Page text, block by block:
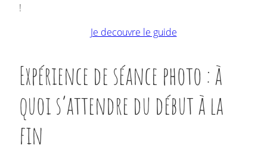
!
Je decouvre le guide
Expérience de séance photo : à
quoi s’attendre du début à la
fin